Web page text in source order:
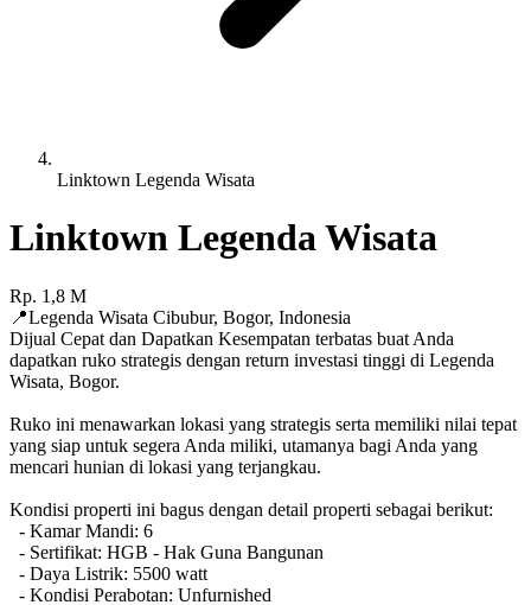
Linktown Legenda Wisata
Linktown Legenda Wisata
Rp. 1,8 M
📍Legenda Wisata Cibubur, Bogor, Indonesia
Dijual Cepat dan Dapatkan Kesempatan terbatas buat Anda
dapatkan ruko strategis dengan return investasi tinggi di Legenda
Wisata, Bogor.
Ruko ini menawarkan lokasi yang strategis serta memiliki nilai tepat
yang siap untuk segera Anda miliki, utamanya bagi Anda yang
mencari hunian di lokasi yang terjangkau.
Kondisi properti ini bagus dengan detail properti sebagai berikut:
- Kamar Mandi: 6
- Sertifikat: HGB - Hak Guna Bangunan
- Daya Listrik: 5500 watt
- Kondisi Perabotan: Unfurnished